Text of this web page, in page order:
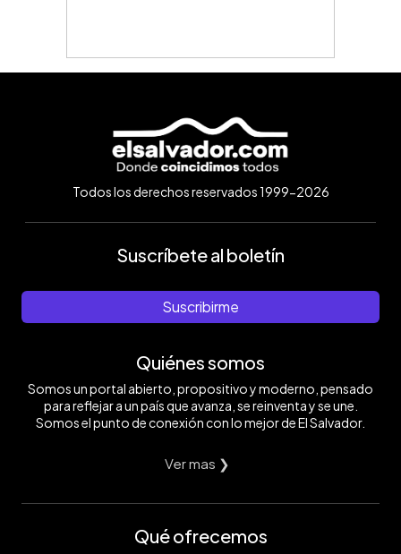
Todos los derechos reservados 1999-2026
Suscríbete al boletín
Suscribirme
Quiénes somos
Somos un portal abierto, propositivo y moderno, pensado
para reflejar a un país que avanza, se reinventa y se une.
Somos el punto de conexión con lo mejor de El Salvador.
Ver mas ❯
Qué ofrecemos